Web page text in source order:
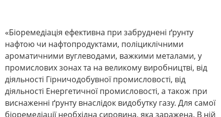
«Біоремедіація ефективна при забруднені ґрунту
нафтою чи нафтопродуктами, поліциклічними
ароматичними вуглеводами, важкими металами, у
промислових зонах та на великому виробництві, від
діяльності Гірничодобувної промисловості, від
діяльності Енергетичної промисловості, а також при
виснаженні ґрунту внаслідок видобутку газу. Для самої
біоремедіації необхідна сировина, яка заражена. В ній